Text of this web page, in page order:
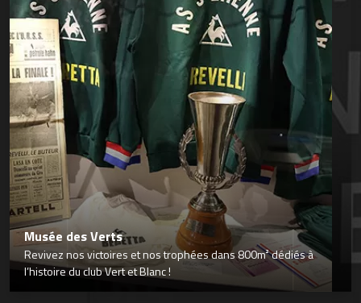
Musée des Verts
Revivez nos victoires et nos trophées dans 800m² dédiés à
l’histoire du club Vert et Blanc !